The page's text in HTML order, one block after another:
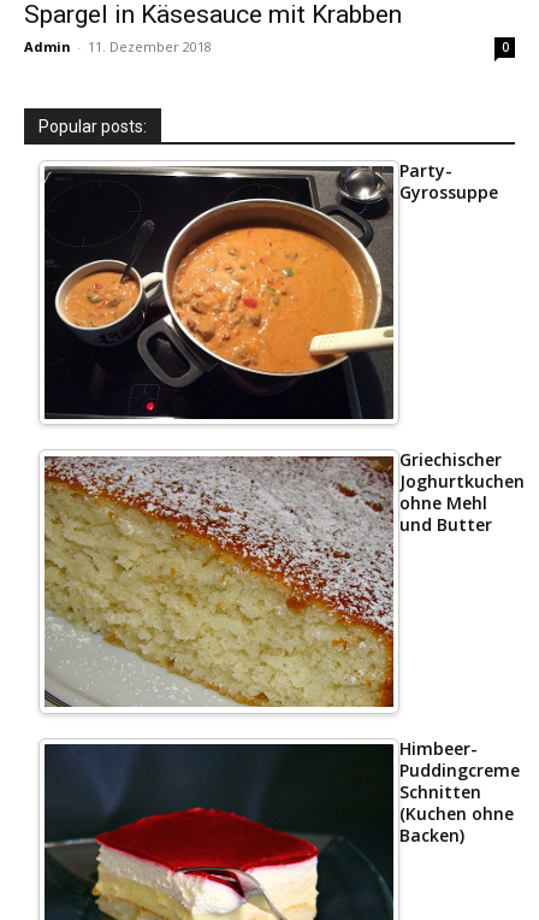
Spargel in Käsesauce mit Krabben
Admin - 11. Dezember 2018 0
Popular posts:
Party-
Gyrossuppe
Griechischer
Joghurtkuchen
ohne Mehl
und Butter
Himbeer-
Puddingcreme
Schnitten
(Kuchen ohne
Backen)